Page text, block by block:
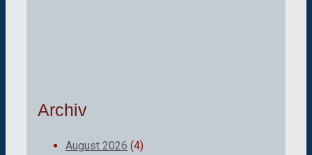
Archiv
August 2026 (4)